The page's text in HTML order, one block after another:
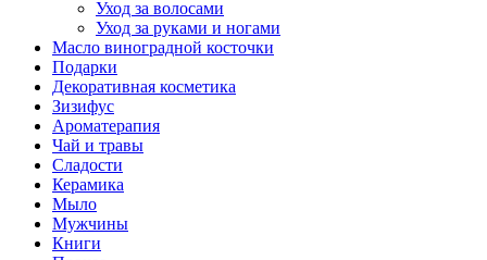
Уход за волосами
Уход за руками и ногами
Масло виноградной косточки
Подарки
Декоративная косметика
Зизифус
Ароматерапия
Чай и травы
Сладости
Керамика
Мыло
Мужчины
Книги